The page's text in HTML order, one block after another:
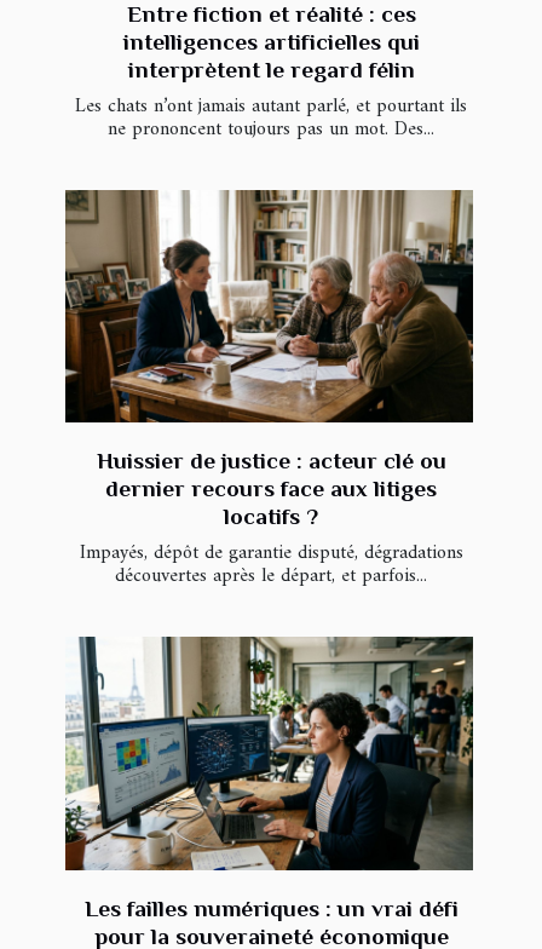
Entre fiction et réalité : ces
intelligences artificielles qui
interprètent le regard félin
Les chats n’ont jamais autant parlé, et pourtant ils
ne prononcent toujours pas un mot. Des...
Huissier de justice : acteur clé ou
dernier recours face aux litiges
locatifs ?
Impayés, dépôt de garantie disputé, dégradations
découvertes après le départ, et parfois...
Les failles numériques : un vrai défi
pour la souveraineté économique